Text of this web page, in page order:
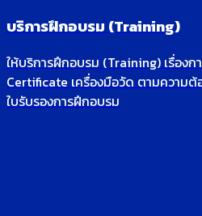
บริการฝึกอบรม (Training)
ให้บริการฝึกอบรม (Training) เรื่องก
Certificate เครื่องมือวัด ตามความ
ใบรับรองการฝึกอบรม